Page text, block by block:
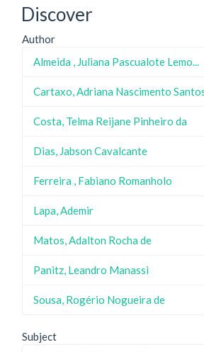
Discover
Author
Almeida , Juliana Pascualote Lemo...
Cartaxo, Adriana Nascimento
Costa, Telma Reijane Pinheiro da
Dias, Jabson Cavalcante
Ferreira , Fabiano Romanholo
Lapa, Ademir
Matos, Adalton Rocha de
Panitz, Leandro Manassi
Sousa, Rogério Nogueira de
Subject